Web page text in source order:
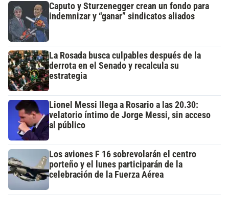
Caputo y Sturzenegger crean un fondo para
indemnizar y “ganar” sindicatos aliados
La Rosada busca culpables después de la
derrota en el Senado y recalcula su
estrategia
Lionel Messi llega a Rosario a las 20.30:
velatorio íntimo de Jorge Messi, sin acceso
al público
Los aviones F 16 sobrevolarán el centro
porteño y el lunes participarán de la
celebración de la Fuerza Aérea